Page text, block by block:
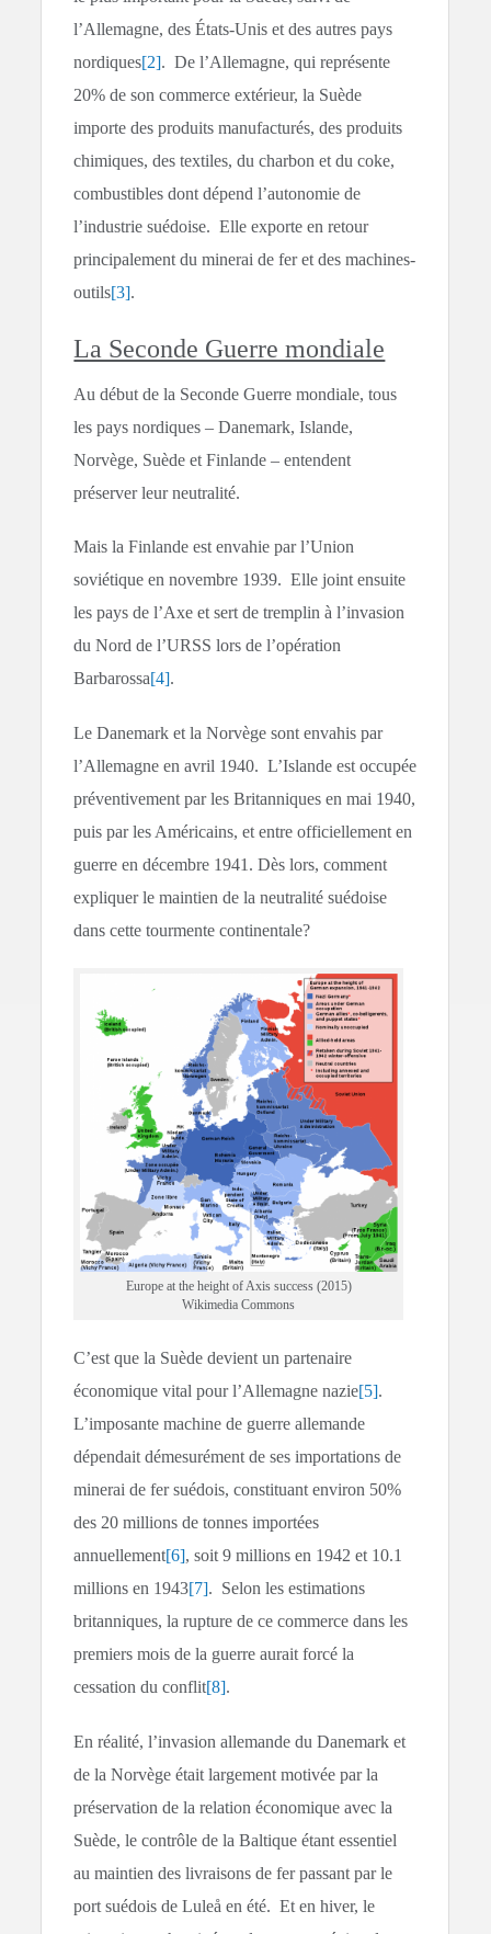
l’Allemagne, des États-Unis et des autres pays
nordiques[2]. De l’Allemagne, qui représente
20% de son commerce extérieur, la Suède
importe des produits manufacturés, des produits
chimiques, des textiles, du charbon et du coke,
combustibles dont dépend l’autonomie de
l’industrie suédoise. Elle exporte en retour
principalement du minerai de fer et des machines-
outils[3].
La Seconde Guerre mondiale
Au début de la Seconde Guerre mondiale, tous
les pays nordiques – Danemark, Islande,
Norvège, Suède et Finlande – entendent
préserver leur neutralité.
Mais la Finlande est envahie par l’Union
soviétique en novembre 1939. Elle joint ensuite
les pays de l’Axe et sert de tremplin à l’invasion
du Nord de l’URSS lors de l’opération
Barbarossa[4].
Le Danemark et la Norvège sont envahis par
l’Allemagne en avril 1940. L’Islande est occupée
préventivement par les Britanniques en mai 1940,
puis par les Américains, et entre officiellement en
guerre en décembre 1941. Dès lors, comment
expliquer le maintien de la neutralité suédoise
dans cette tourmente continentale?
Europe at the height of Axis success (2015)
Wikimedia Commons
C’est que la Suède devient un partenaire
économique vital pour l’Allemagne nazie[5].
L’imposante machine de guerre allemande
dépendait démesurément de ses importations de
minerai de fer suédois, constituant environ 50%
des 20 millions de tonnes importées
annuellement[6], soit 9 millions en 1942 et 10.1
millions en 1943[7]. Selon les estimations
britanniques, la rupture de ce commerce dans les
premiers mois de la guerre aurait forcé la
cessation du conflit[8].
En réalité, l’invasion allemande du Danemark et
de la Norvège était largement motivée par la
préservation de la relation économique avec la
Suède, le contrôle de la Baltique étant essentiel
au maintien des livraisons de fer passant par le
port suédois de Luleå en été. Et en hiver, le